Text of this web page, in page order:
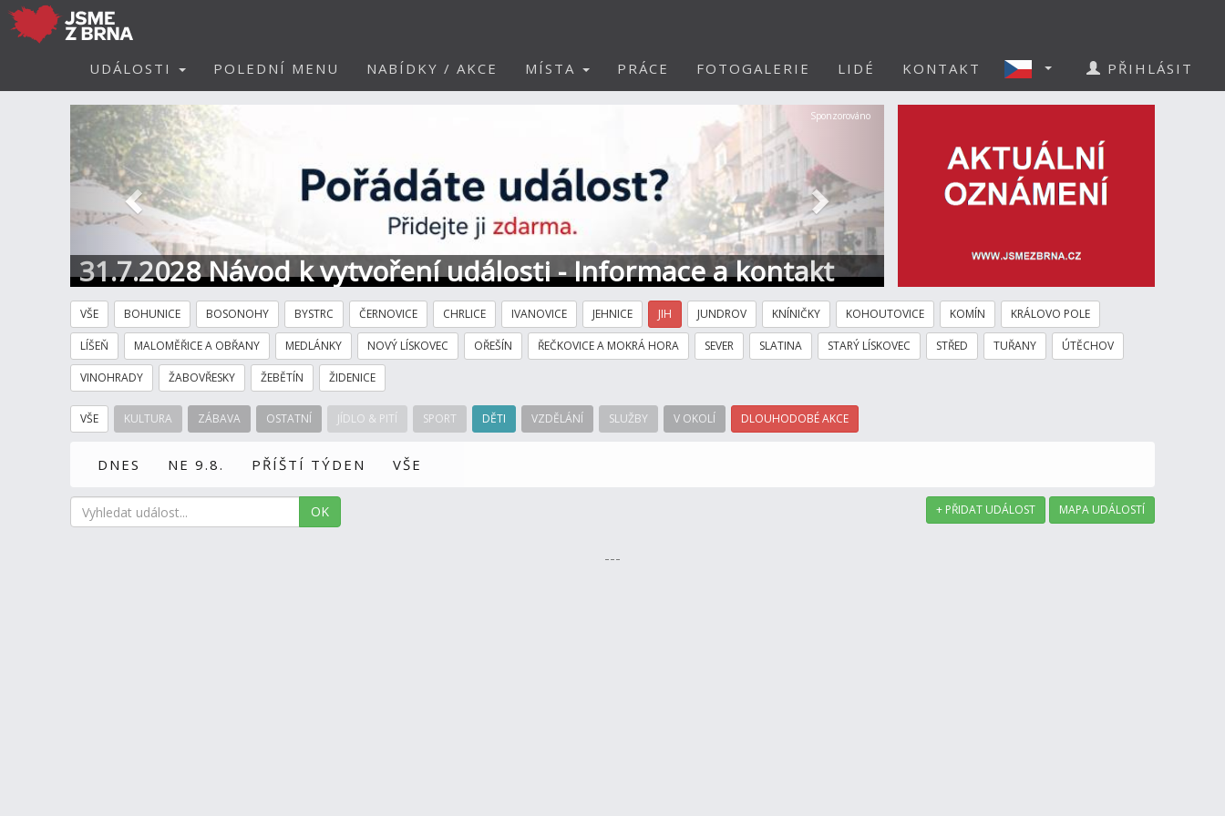
UDÁLOSTI POLEDNÍ MENU NABÍDKY / AKCE MÍSTA PRÁCE FOTOGALERIE LIDÉ KONTAKT PŘIHLÁSIT
31.7.2028 Návod k vytvoření události - Informace a kontakt
Předchozí Další
Sponzorováno
VŠE BOHUNICE BOSONOHY BYSTRC ČERNOVICE CHRLICE IVANOVICE JEHNICE JIH JUNDROV KNÍNIČKY KOHOUTOVICE KOMÍN KRÁLOVO POLE
LÍŠEŇ MALOMĚŘICE A OBŘANY MEDLÁNKY NOVÝ LÍSKOVEC OŘEŠÍN ŘEČKOVICE A MOKRÁ HORA SEVER SLATINA STARÝ LÍSKOVEC STŘED TUŘANY ÚTĚCHOV
VINOHRADY ŽABOVŘESKY ŽEBĚTÍN ŽIDENICE
VŠE KULTURA ZÁBAVA OSTATNÍ JÍDLO & PITÍ SPORT DĚTI VZDĚLÁNÍ SLUŽBY V OKOLÍ DLOUHODOBÉ AKCE
DNES NE 9.8. PŘÍŠTÍ TÝDEN VŠE
OK + PŘIDAT UDÁLOST MAPA UDÁLOSTÍ
---